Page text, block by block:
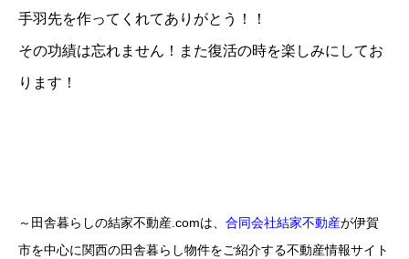
手羽先を作ってくれてありがとう！！
その功績は忘れません！また復活の時を楽しみにしてお
ります！
～田舎暮らしの結家不動産.comは、 合同会社結家不動産が伊賀
市を中心に関西の田舎暮らし物件をご紹介する不動産情報サイト